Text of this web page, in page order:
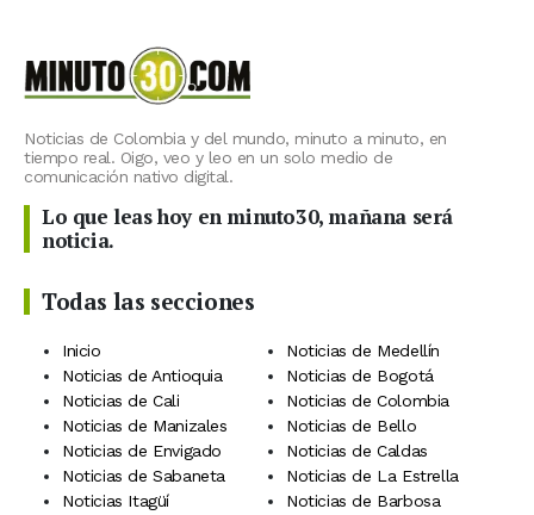
Noticias de Colombia y del mundo, minuto a minuto, en
tiempo real. Oigo, veo y leo en un solo medio de
comunicación nativo digital.
Lo que leas hoy en minuto30, mañana será
noticia.
Todas las secciones
Inicio
Noticias de Medellín
Noticias de Antioquia
Noticias de Bogotá
Noticias de Cali
Noticias de Colombia
Noticias de Manizales
Noticias de Bello
Noticias de Envigado
Noticias de Caldas
Noticias de Sabaneta
Noticias de La Estrella
Noticias Itagüí
Noticias de Barbosa